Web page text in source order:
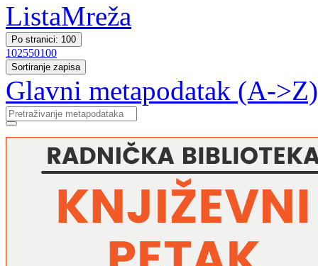
ListaMreža
Po stranici: 100
102550100
Sortiranje zapisa
Glavni metapodatak (A->Z)